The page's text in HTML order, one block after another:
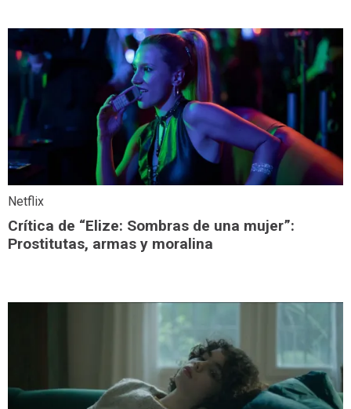
Netflix
Crítica de “Elize: Sombras de una mujer”:
Prostitutas, armas y moralina